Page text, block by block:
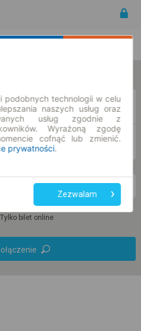
strony
Tylko bilet online
podobnych technologii w celu
naszych usług oraz
usług zgodnie z
Wyrażoną zgodę
cofnąć lub zmienić.
prywatności.
Zezwalam